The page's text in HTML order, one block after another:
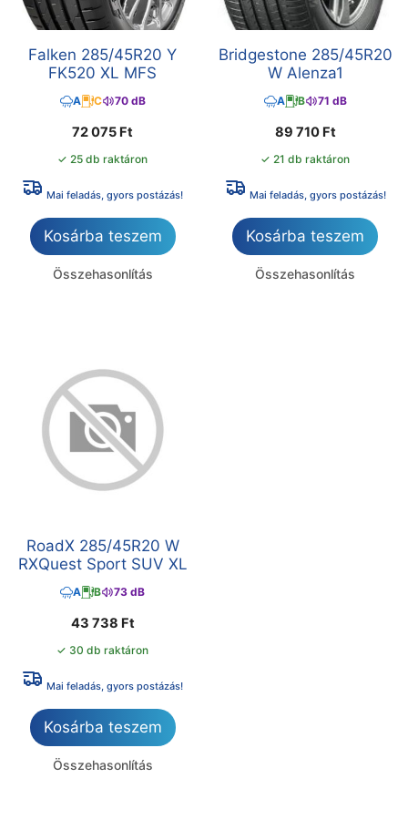
Falken 285/45R20 Y
FK520 XL MFS
A C 70 dB
72 075 Ft
✓ 25 db raktáron
Mai feladás, gyors postázás!
Kosárba teszem
Összehasonlítás
Bridgestone 285/45R20
W Alenza1
A B 71 dB
89 710 Ft
✓ 21 db raktáron
Mai feladás, gyors postázás!
Kosárba teszem
Összehasonlítás
RoadX 285/45R20 W
RXQuest Sport SUV XL
A B 73 dB
43 738 Ft
✓ 30 db raktáron
Mai feladás, gyors postázás!
Kosárba teszem
Összehasonlítás